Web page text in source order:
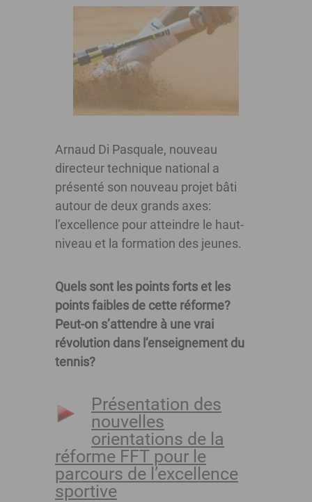
Arnaud Di Pasquale, nouveau
directeur technique national a
présenté son nouveau projet bâti
autour de deux grands axes:
l’excellence pour atteindre le haut-
niveau et la formation des jeunes.
Quels sont les points forts et les
points faibles de cette réforme?
Peut-on s’attendre à une vrai
révolution dans l’enseignement du
tennis?
Présentation des
nouvelles
orientations de la
réforme FFT pour le
parcours de l’excellence
sportive